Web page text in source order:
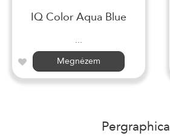
IQ Color Aqua Blue
...
Megnézem
Pergraphica